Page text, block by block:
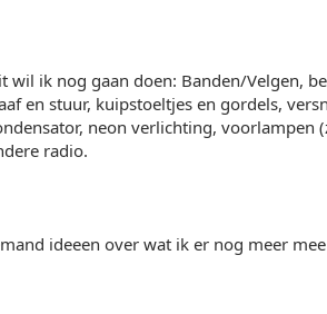
wil ik nog gaan doen: Banden/Velgen,
en stuur, kuipstoeltjes en gordels,
neon verlichting, voorlampen
radio.
ideeen over wat ik er nog meer